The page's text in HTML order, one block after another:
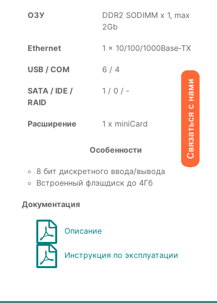
ОЗУ
DDR2 SODIMM x 1, max
2Gb
Ethernet 1 x 10/100/1000Base-TX
USB / COM 6 / 4
SATA / IDE /
RAID
1 / 0 / -
Расширение 1 x miniCard
Особенности
8 бит дискретного ввода/вывода
Встроенный флэшдиск до 4Гб
Документация
Описание
Инструкция по эксплуатации